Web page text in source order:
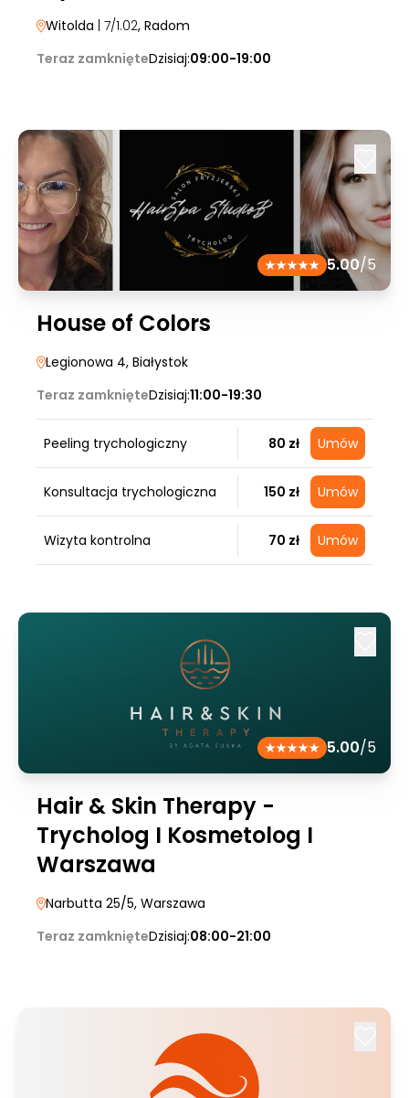
Witolda | 7/1.02, Radom
Teraz zamknięteDzisiaj:09:00-19:00
5.00/5
House of Colors
Legionowa 4, Białystok
Teraz zamknięteDzisiaj:11:00-19:30
Peeling trychologiczny 80 zł Umów
Konsultacja trychologiczna 150 zł Umów
Wizyta kontrolna 70 zł Umów
5.00/5
Hair & Skin Therapy -
Trycholog I Kosmetolog I
Warszawa
Narbutta 25/5, Warszawa
Teraz zamknięteDzisiaj:08:00-21:00